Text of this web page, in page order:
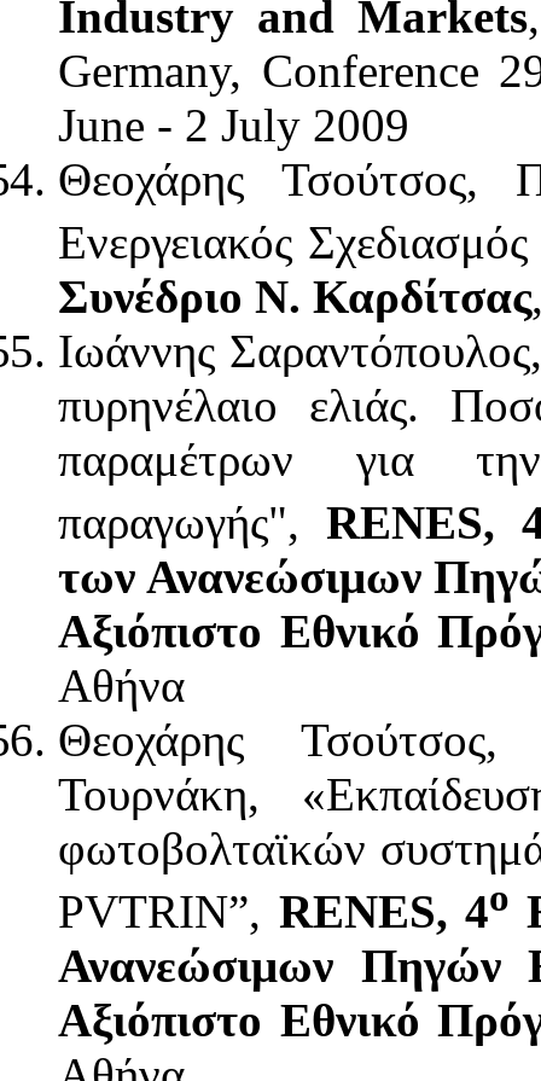
Industry and Markets
Germany, Conference
June - 2 July 2009
Θεοχάρης Τσούτσος,
Ενεργειακός
Συνέδριο Ν. Καρδίτσας
Ιωάννης
πυρηνέλαιο ελιάς.
παραμέτρων για
παραγωγής",RENES,
των Ανανεώσιμων
Αξιόπιστο Εθνικό
Αθήνα
Θεοχάρης
Τουρνάκη,
φωτοβολταϊκών
PVTRIN”, RENES, 4o
Ανανεώσιμων Πηγών
Αξιόπιστο Εθνικό